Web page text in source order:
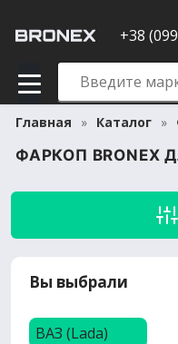
+38
Главная Каталог
ФАРКОП BRONEX
Вы выбрали
ВАЗ (Lada)